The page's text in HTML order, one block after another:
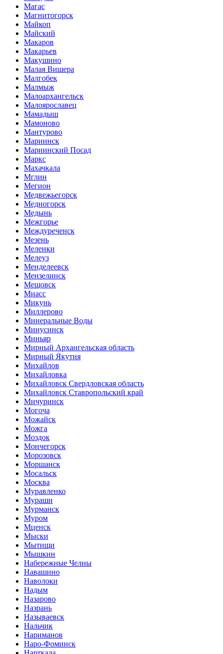
Магас
Магнитогорск
Майкоп
Майский
Макаров
Макарьев
Макушино
Малая Вишера
Малгобек
Малмыж
Малоархангельск
Малоярославец
Мамадыш
Мамоново
Мантурово
Мариинск
Мариинский Посад
Маркс
Махачкала
Мглин
Мегион
Медвежьегорск
Медногорск
Медынь
Межгорье
Междуреченск
Мезень
Меленки
Мелеуз
Менделеевск
Мензелинск
Мещовск
Миасс
Микунь
Миллерово
Минеральные Воды
Минусинск
Миньяр
Мирный Архангельская область
Мирный Якутия
Михайлов
Михайловка
Михайловск Свердловская область
Михайловск Ставропольский край
Мичуринск
Могоча
Можайск
Можга
Моздок
Мончегорск
Морозовск
Моршанск
Мосальск
Москва
Муравленко
Мураши
Мурманск
Муром
Мценск
Мыски
Мытищи
Мышкин
Набережные Челны
Навашино
Наволоки
Надым
Назарово
Назрань
Называевск
Нальчик
Нариманов
Наро-Фоминск